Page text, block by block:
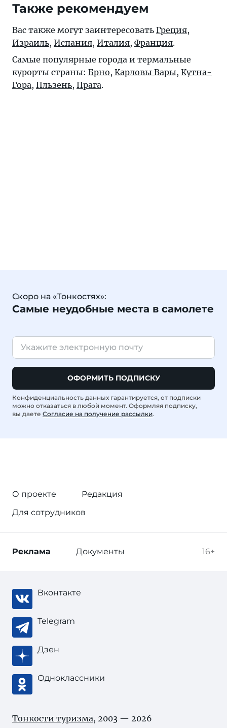
Также рекомендуем
Вас также могут заинтересовать Греция,
Израиль, Испания, Италия, Франция.
Самые популярные города и термальные
курорты страны: Брно, Карловы Вары, Кутна-
Гора, Пльзень, Прага.
Скоро на «Тонкостях»:
Самые неудобные места в самолете
ОФОРМИТЬ ПОДПИСКУ
Конфиденциальность данных гарантируется, от подписки
можно отказаться в любой момент. Оформляя подписку,
вы даете Согласие на получение рассылки.
О проекте
Редакция
Для сотрудников
16+
Реклама Документы
Вконтакте
Telegram
Дзен
Одноклассники
Тонкости туризма, 2003 — 2026